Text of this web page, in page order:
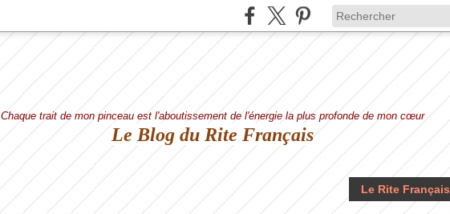
Chaque trait de mon pinceau est l'aboutissement de l'énergie la plus profonde de mon cœur
Le Blog du Rite Français
Le Rite Français